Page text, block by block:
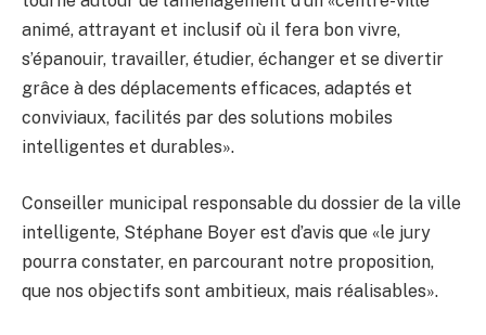
animé, attrayant et inclusif où il fera bon vivre,
s’épanouir, travailler, étudier, échanger et se divertir
grâce à des déplacements efficaces, adaptés et
conviviaux, facilités par des solutions mobiles
intelligentes et durables».
Conseiller municipal responsable du dossier de la ville
intelligente, Stéphane Boyer est d’avis que «le jury
pourra constater, en parcourant notre proposition,
que nos objectifs sont ambitieux, mais réalisables».